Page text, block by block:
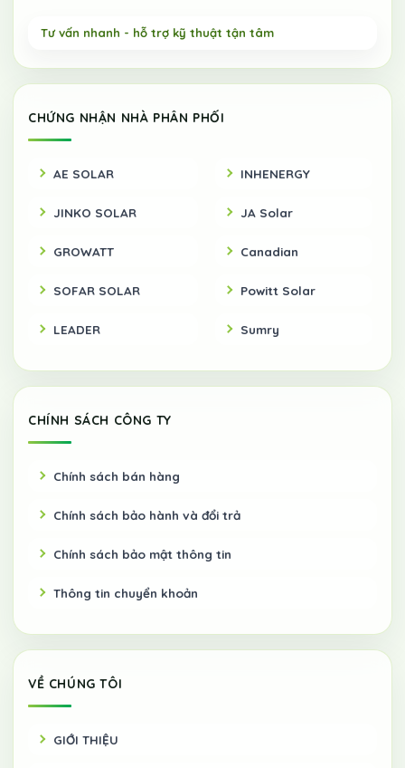
CHỨNG NHẬN NHÀ PHÂN PHỐI
AE SOLAR
JINKO SOLAR
GROWATT
SOFAR SOLAR
LEADER
INHENERGY
JA Solar
Canadian
Powitt Solar
Sumry
CHÍNH SÁCH CÔNG TY
Chính sách bán hàng
Chính sách bảo hành và đổi trả
Chính sách bảo mật thông tin
Thông tin chuyển khoản
VỀ CHÚNG TÔI
GIỚI THIỆU